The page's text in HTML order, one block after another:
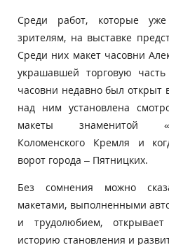
Среди работ, которые уже
зрителям, на выставке
Среди них макет часовни
украшавшей торговую
часовни недавно был открыт
над ним установлена
макеты знаменитой
Коломенского Кремля и
ворот города – Пятницких.
Без сомнения можно
макетами, выполненными
и трудолюбием,
историю становления и